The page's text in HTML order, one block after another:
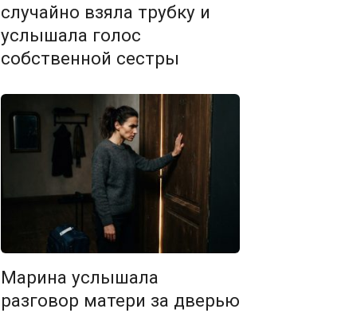
случайно взяла трубку и
услышала голос
собственной сестры
Марина услышала
разговор матери за дверью